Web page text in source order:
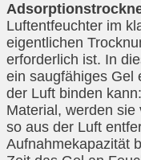
Luftentfeuchter im
eigentlichen
erforderlich ist. In
ein saugfähiges Gel
der Luft binden
Material, werden sie
so aus der Luft
Aufnahmekapazität